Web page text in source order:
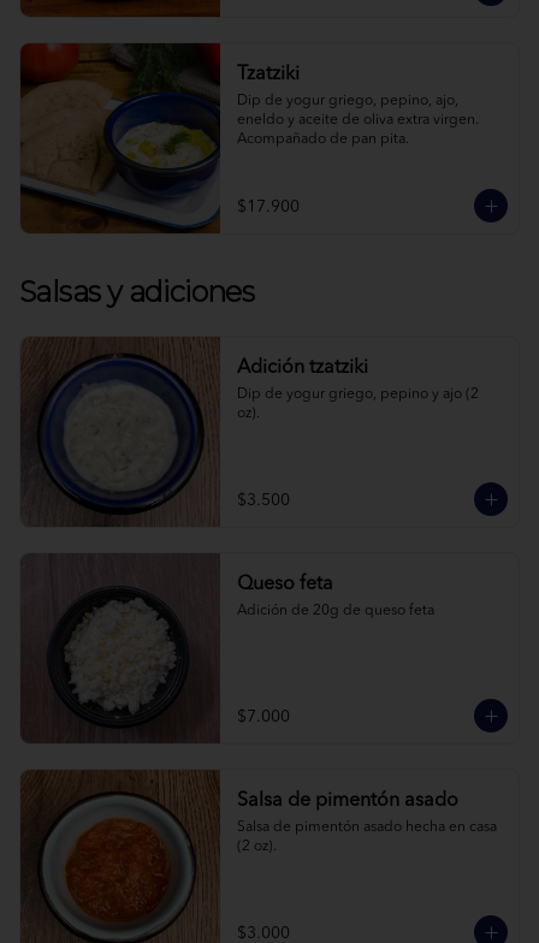
Tzatziki
Dip de yogur griego, pepino, ajo,
eneldo y aceite de oliva extra virgen.
Acompañado de pan pita.
$17.900
Salsas y adiciones
Adición tzatziki
Dip de yogur griego, pepino y ajo (2
oz).
$3.500
Queso feta
Adición de 20g de queso feta
$7.000
Salsa de pimentón asado
Salsa de pimentón asado hecha en casa
(2 oz).
$3.000